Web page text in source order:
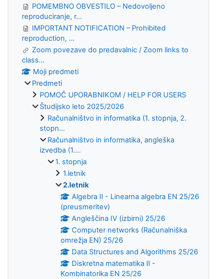
POMEMBNO OBVESTILO – Nedovoljeno
reproduciranje, r...
IMPORTANT NOTIFICATION – Prohibited
reproduction, ...
Zoom povezave do predavalnic / Zoom links to
class...
Moji predmeti
Predmeti
POMOČ UPORABNIKOM / HELP FOR USERS
Študijsko leto 2025/2026
Računalništvo in informatika (1. stopnja, 2.
stopn...
Računalništvo in informatika, angleška
izvedba (1....
1. stopnja
1.letnik
2.letnik
Algebra II - Linearna algebra EN 25/26
(preusmeritev)
Angleščina IV (izbirni) 25/26
Computer networks (Računalniška
omrežja EN) 25/26
Data Structures and Algorithms 25/26
Diskretna matematika II -
Kombinatorika EN 25/26